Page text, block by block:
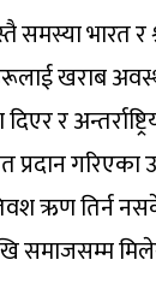
भारत र
खराब
र अन्तर्राष्ट्रिय
गरिएका
ऋण तिर्न
समाजसम्म